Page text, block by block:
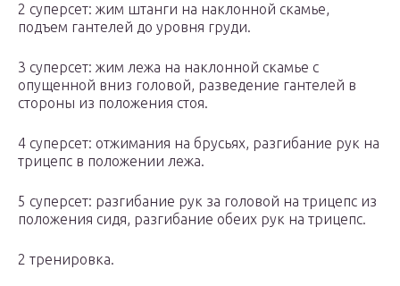
2 суперсет: жим штанги на наклонной скамье,
подъем гантелей до уровня груди.
3 суперсет: жим лежа на наклонной скамье с
опущенной вниз головой, разведение гантелей в
стороны из положения стоя.
4 суперсет: отжимания на брусьях, разгибание рук на
трицепс в положении лежа.
5 суперсет: разгибание рук за головой на трицепс из
положения сидя, разгибание обеих рук на трицепс.
2 тренировка.